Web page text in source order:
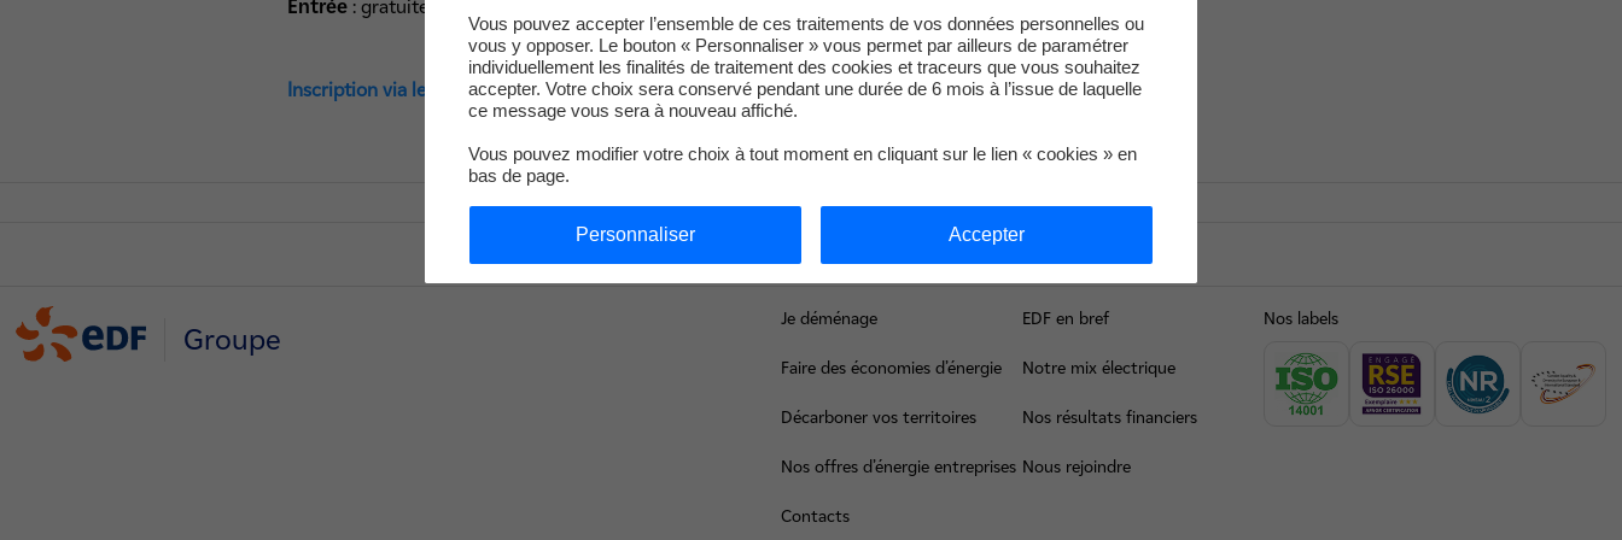
Entrée :gratuite
Inscription via le site VISITER-EDF :https://www.edf.fr/groupe-edf/visiter-edf/753/events
Groupe
Je déménage
Faire des économies d’énergie
Décarboner vos territoires
Nos offres d’énergie entreprises
Contacts
EDF en bref
Notre mix électrique
Nos résultats financiers
Nous rejoindre
Nos labels
Vous pouvez accepter l’ensemble de ces traitements de vos données personnelles ou
vous y opposer. Le bouton « Personnaliser » vous permet par ailleurs de paramétrer
individuellement les finalités de traitement des cookies et traceurs que vous souhaitez
accepter. Votre choix sera conservé pendant une durée de 6 mois à l’issue de laquelle
ce message vous sera à nouveau affiché.
Vous pouvez modifier votre choix à tout moment en cliquant sur le lien « cookies » en
bas de page.
Personnaliser Accepter